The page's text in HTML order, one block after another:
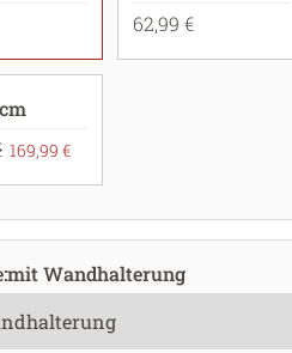
62,99 €
169,99 €
:mit Wandhalterung